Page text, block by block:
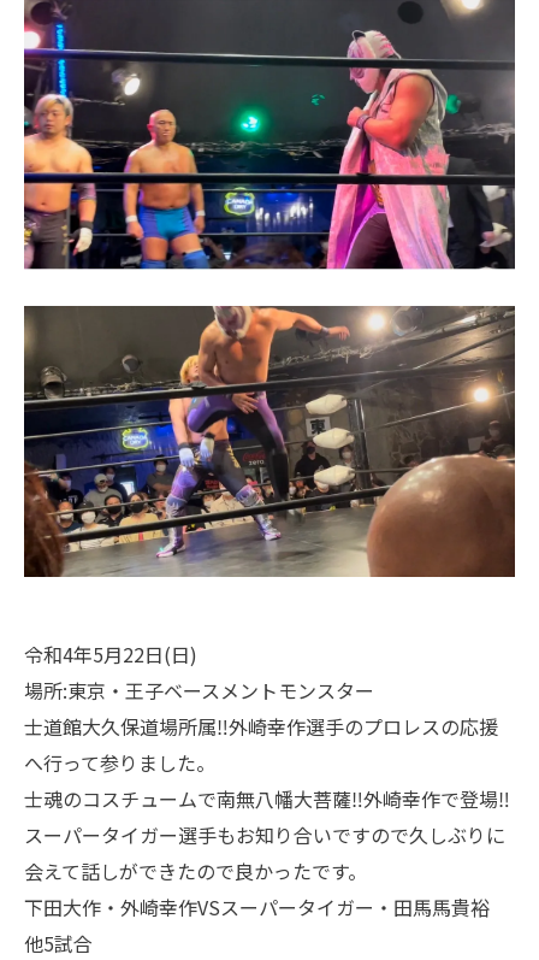
令和4年5月22日(日)
場所:東京・王子ベースメントモンスター
士道館大久保道場所属‼️外崎幸作選手のプロレスの応援
へ行って参りました。
士魂のコスチュームで南無八幡大菩薩‼️外崎幸作で登場‼️
スーパータイガー選手もお知り合いですので久しぶりに
会えて話しができたので良かったです。
下田大作・外崎幸作VSスーパータイガー・田馬馬貴裕
他5試合